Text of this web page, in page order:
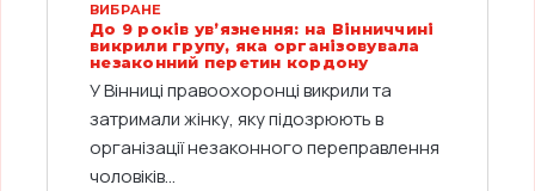
ВИБРАНЕ
До 9 років ув’язнення: на Вінниччині
викрили групу, яка організовувала
незаконний перетин кордону
У Вінниці правоохоронці викрили та
затримали жінку, яку підозрюють в
організації незаконного переправлення
чоловіків...